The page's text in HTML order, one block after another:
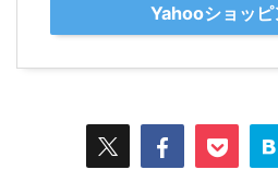
Yahooショッピ